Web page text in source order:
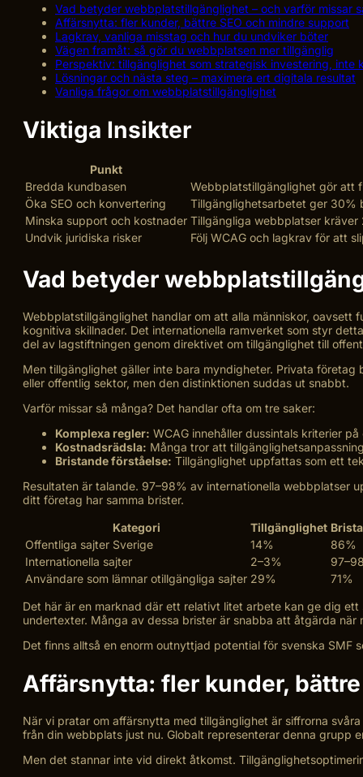
Vad betyder webbplatstillgänglighet – och varför missar
Affärsnytta: fler kunder, bättre SEO och mindre support
Lagkrav, vanliga misstag och hur du undviker böter
Vägen framåt: så gör du webbplatsen mer tillgänglig
Perspektiv: tillgänglighet som strategisk investering, inte
Lösningar och nästa steg – maximera ert digitala resultat
Vanliga frågor om webbplatstillgänglighet
Viktiga Insikter
Punkt
Bredda kundbasen
Webbplatstillgänglighet gör att
Öka SEO och konvertering
Tillgänglighetsarbetet ger 30%
Minska support och kostnader Tillgängliga webbplatser
Undvik juridiska risker
Följ WCAG och lagkrav för att
Vad betyder
Webbplatstillgänglighet handlar om att alla människor,
kognitiva skillnader. Det internationella ramverket som styr
del av lagstiftningen genom direktivet om tillgänglighet till
Men tillgänglighet gäller inte bara myndigheter. Privata
eller offentlig sektor, men den distinktionen suddas ut snabbt.
Varför missar så många? Det handlar ofta om tre saker:
Komplexa regler: WCAG innehåller dussintals kriterier
Kostnadsrädsla: Många tror att
Bristande förståelse: Tillgänglighet uppfattas som ett
Resultaten är talande. 97–98% av internationella webbplatser
ditt företag har samma brister.
Kategori
Tillgänglighet
Offentliga sajter Sverige
14%
86%
Internationella sajter
2–3%
Användare som lämnar otillgängliga sajter 29%
71%
Det här är en marknad där ett relativt litet arbete kan ge dig
undertexter. Många av dessa brister är snabba att åtgärda när
Det finns alltså en enorm outnyttjad potential för svenska
Affärsnytta: fler kunder,
När vi pratar om affärsnytta med tillgänglighet är siffrorna
från din webbplats just nu. Globalt representerar denna grupp
Men det stannar inte vid direkt åtkomst.